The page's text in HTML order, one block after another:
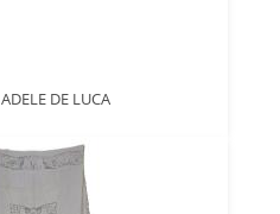
ADELE DE LUCA